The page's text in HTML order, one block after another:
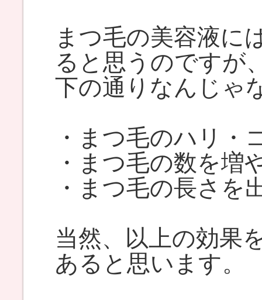
まつ毛の美容液に
ると思うのですが
下の通りなんじゃ
・まつ毛のハリ・
・まつ毛の数を増
・まつ毛の長さを
当然、以上の効果
あると思います。